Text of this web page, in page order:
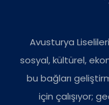
Avusturya
sosyal, kültürel,
bu bağları
için çalışıyor;